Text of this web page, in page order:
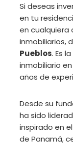
Si deseas
en tu
en cualquiera
inmobiliarios,
Pueblos. Es
inmobiliario
años de
Desde su
ha sido
inspirado en
de Panamá,